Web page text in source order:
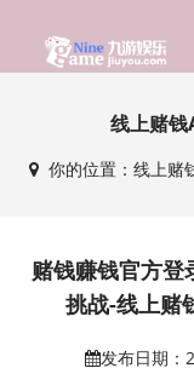
线上赌钱
你的位置：线上赌
赌钱赚钱官方登
挑战-线上赌
发布日期